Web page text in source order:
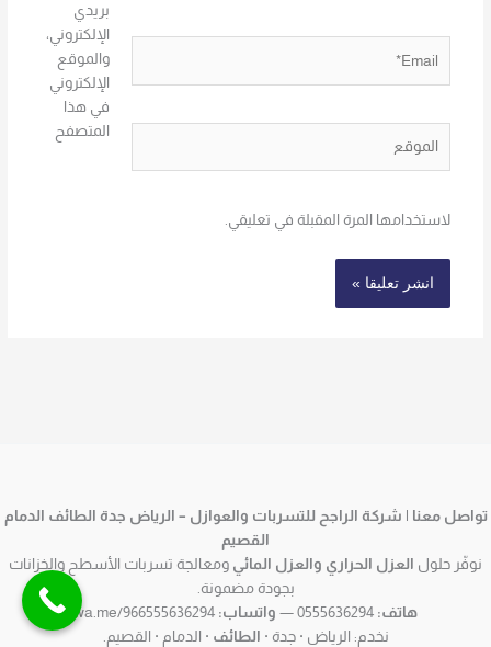
بريدي
الإلكتروني،
والموقع
الإلكتروني
في هذا
المتصفح
لاستخدامها المرة المقبلة في تعليقي.
تواصل معنا | شركة الراجح للتسربات والعوازل – الرياض جدة الطائف الدمام
القصيم
نوفّر حلول العزل الحراري والعزل المائي ومعالجة تسربات الأسطح والخزانات
بجودة مضمونة.
هاتف:
واتساب:
نخدم: الرياض · جدة · الطائف · الدمام · القصيم.